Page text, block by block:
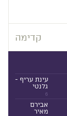
קדימה
6
עינת עריף -
גלנטי
אבירם
מאיר